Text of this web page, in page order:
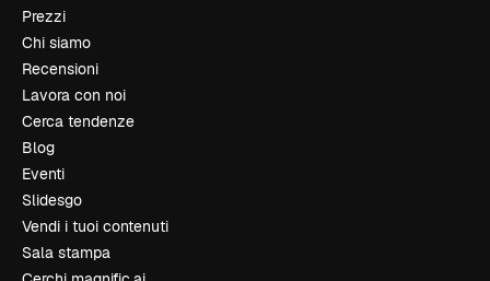
Prezzi
Chi siamo
Recensioni
Lavora con noi
Cerca tendenze
Blog
Eventi
Slidesgo
Vendi i tuoi contenuti
Sala stampa